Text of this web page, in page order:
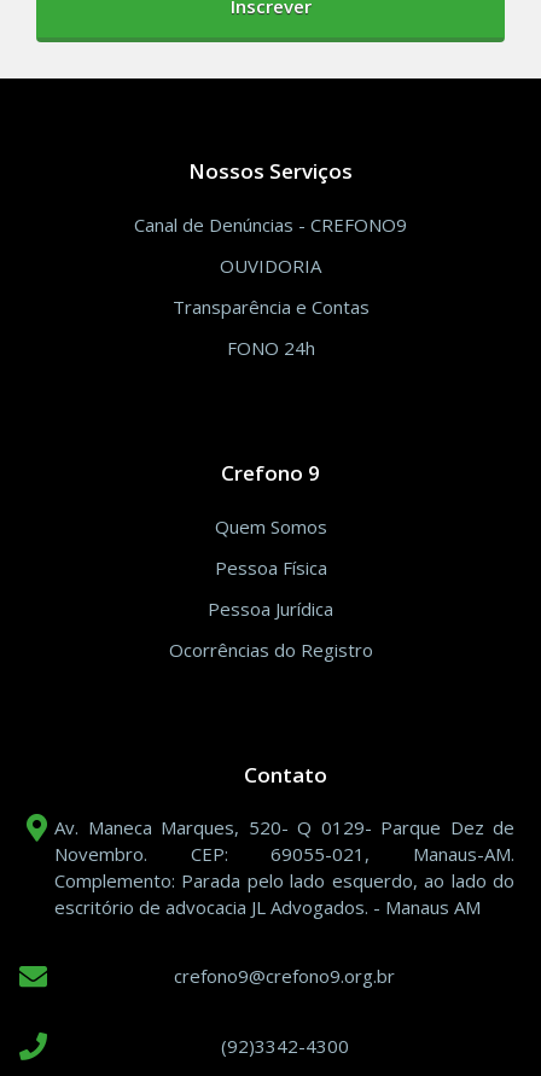
Inscrever
Nossos Serviços
Canal de Denúncias - CREFONO9
OUVIDORIA
Transparência e Contas
FONO 24h
Crefono 9
Quem Somos
Pessoa Física
Pessoa Jurídica
Ocorrências do Registro
Contato
Av. Maneca Marques, 520- Q 0129- Parque Dez de
Novembro. CEP: 69055-021, Manaus-AM.
Complemento: Parada pelo lado esquerdo, ao lado do
escritório de advocacia JL Advogados. - Manaus AM
crefono9@crefono9.org.br
(92)3342-4300